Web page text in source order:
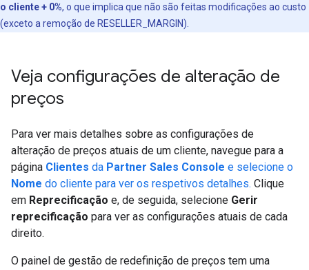
o cliente + 0%, o que implica que não são feitas modificações ao custo
(exceto a remoção de RESELLER_MARGIN).
Veja configurações de alteração de
preços
Para ver mais detalhes sobre as configurações de
alteração de preços atuais de um cliente, navegue para a
página Clientes da Partner Sales Console e selecione o
Nome do cliente para ver os respetivos detalhes. Clique
em Reprecificação e, de seguida, selecione Gerir
reprecificação para ver as configurações atuais de cada
direito.
O painel de gestão de redefinição de preços tem uma